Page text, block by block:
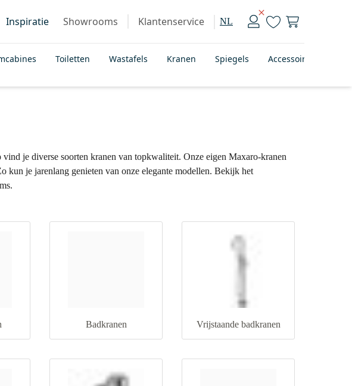
Inspiratie Showrooms Klantenservice NL
Toiletten Wastafels Kranen Spiegels Accessoires
je diverse soorten kranen van topkwaliteit. Onze eigen Maxaro-kranen
je jarenlang genieten van onze elegante modellen. Bekijk het
Badkranen Vrijstaande badkranen